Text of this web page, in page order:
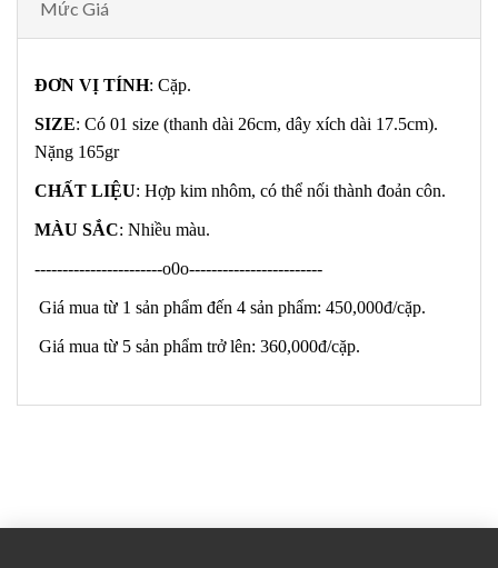
Mức Giá
ĐƠN VỊ TÍNH: Cặp.
SIZE: Có 01 size (thanh dài 26cm, dây xích dài 17.5cm).
Nặng 165gr
CHẤT LIỆU: Hợp kim nhôm, có thể nối thành đoản côn.
MÀU SẮC: Nhiều màu.
-----------------------o0o------------------------
Giá mua từ 1 sản phẩm đến 4 sản phẩm: 450,000đ/cặp.
Giá mua từ 5 sản phẩm trở lên: 360,000đ/cặp.